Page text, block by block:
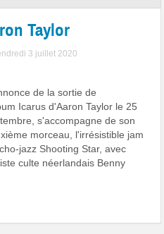
Taylor
3 juillet 2020
de la sortie de
Icarus d'Aaron Taylor le 25
s'accompagne de son
morceau, l'irrésistible jam
jazz Shooting Star, avec
culte néerlandais Benny